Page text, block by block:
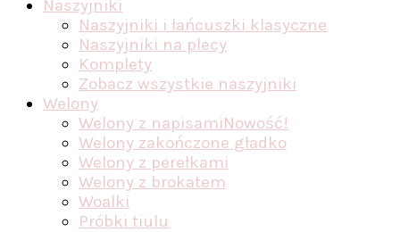
Naszyjniki
Naszyjniki i łańcuszki klasyczne
Naszyjniki na plecy
Komplety
Zobacz wszystkie naszyjniki
Welony
Welony z napisamiNowość!
Welony zakończone gładko
Welony z perełkami
Welony z brokatem
Woalki
Próbki tiulu